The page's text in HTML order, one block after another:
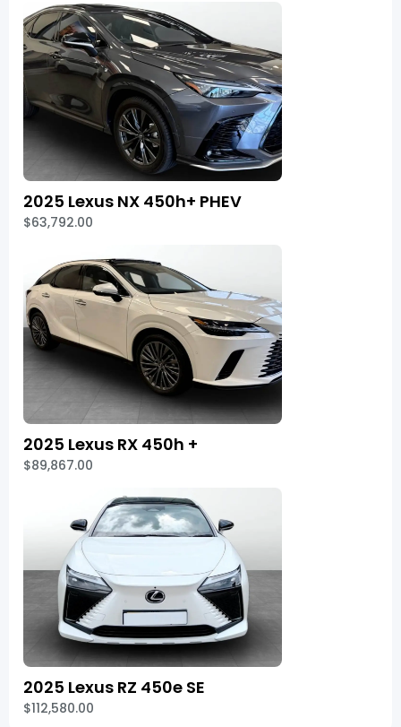
2025 Lexus NX 450h+ PHEV
$63,792.00
2025 Lexus RX 450h +
$89,867.00
2025 Lexus RZ 450e SE
$112,580.00